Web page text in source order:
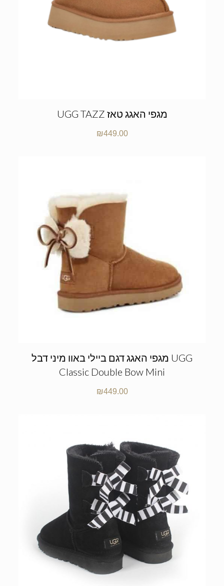
UGG TAZZ מגפי האגג טאז
₪449.00
מגפי האגג דגם ביילי באוו מיני דבל UGG
Classic Double Bow Mini
₪449.00